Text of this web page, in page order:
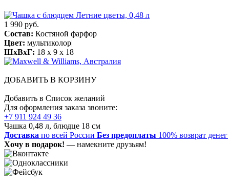
1 990 руб.
Состав: Костяной фарфор
Цвет: мультиколор|
ШхВхГ: 18 x 9 x 18
ДОБАВИТЬ В КОРЗИНУ
Добавить в Список желаний
Для оформления заказа звоните:
+7 911 924 49 36
Чашка 0,48 л, блюдце 18 см
Доставка по всей России Без предоплаты 100% возврат денег
Хочу в подарок! — намекните друзьям!